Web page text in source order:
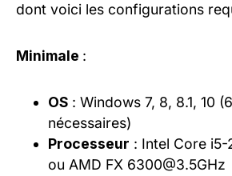
dont voici les configurations
Minimale :
OS : Windows 7, 8, 8.1, 10
nécessaires)
Processeur : Intel Core i5-
ou AMD FX 6300@3.5GHz